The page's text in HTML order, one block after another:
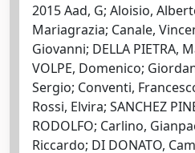
2015 Aad, G; Aloisio,
Mariagrazia; Canale,
Giovanni; DELLA PIETRA,
VOLPE, Domenico;
Sergio; Conventi,
Rossi, Elvira; SANCHEZ
RODOLFO; Carlino,
Riccardo; DI DONATO,